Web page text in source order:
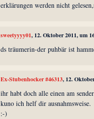
erklärungen werden nicht
sweetyyyy01, 12. Oktober 2011, um
ds träumerin-der puhbär ist
Ex-Stubenhocker #46313, 12.
ihr habt doch alle einen am
kuno ich helf dir ausnahmsweise.
:-)